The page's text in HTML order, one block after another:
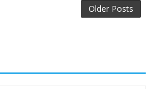
Older Posts